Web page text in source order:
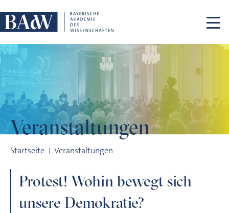
Veranstaltungen
Startseite Veranstaltungen
Protest! Wohin bewegt sich
unsere Demokratie?